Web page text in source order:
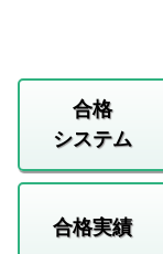
合格
システム
合格実績